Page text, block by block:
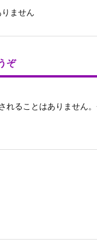
ません
ぞ
れることはありません。